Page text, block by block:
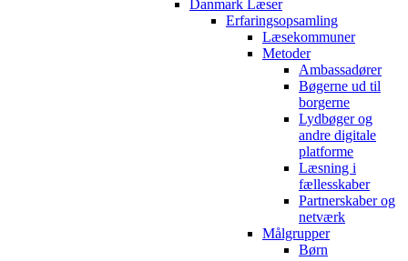
Danmark Læser
Erfaringsopsamling
Læsekommuner
Metoder
Ambassadører
Bøgerne ud til
borgerne
Lydbøger og
andre digitale
platforme
Læsning i
fællesskaber
Partnerskaber og
netværk
Målgrupper
Børn